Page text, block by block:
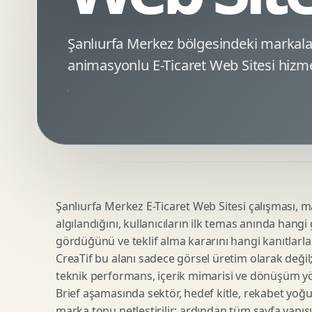
Minimal Logo Tasarimi
Amblem Tasarimi
Logo Revizyonu
Tipografik Logo Tasarimi
Startup Logo Tasarimi
Google Ads Reklam Tasarimi
Kampanya Stratejisi
Performans Reklam Kreatifleri
SEO Denetimi
E Ticaret SEO
Urun Gorsellestirme
3D Reklam Gorseli
Cgi Kampanya Gorseli
Motion 3D
3D Karakter Tasarimi
Şanlıurfa Merkez bölgesindeki
animasyonlu E-Ticaret Web Sitesi
Şanlıurfa Merkez E-Ticaret Web Sitesi çalışması,
algılandığını, kullanıcıların ilk temas anında
gördüğünü ve teklif alma kararını hangi
CreaTif bu alanı sadece görsel üretim olarak
teknik performans, içerik mimarisi ve dönüşüm
Brief aşamasında sektör, hedef kitle, rekabet